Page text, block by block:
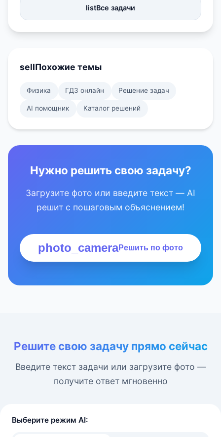
listВсе задачи
sellПохожие темы
Физика ГДЗ онлайн Решение задач
AI помощник Каталог решений
Нужно решить свою задачу?
Загрузите фото или введите текст — AI
решит с пошаговым объяснением!
photo_cameraРешить по фото
Решите свою задачу прямо сейчас
Введите текст задачи или загрузите фото —
получите ответ мгновенно
Выберите режим AI: